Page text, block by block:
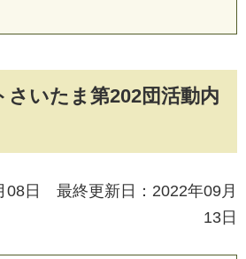
いたま第202団活動内
08日 最終更新日：2022年09月
13日